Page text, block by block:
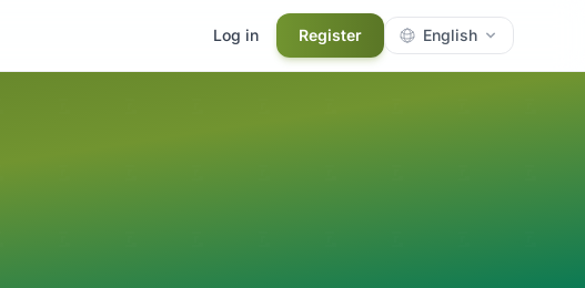
Log in Register English